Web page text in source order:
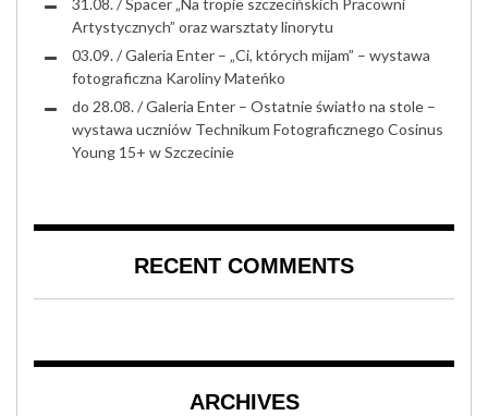
31.08. / Spacer „Na tropie szczecińskich Pracowni
Artystycznych” oraz warsztaty linorytu
03.09. / Galeria Enter – „Ci, których mijam” – wystawa
fotograficzna Karoliny Mateńko
do 28.08. / Galeria Enter – Ostatnie światło na stole –
wystawa uczniów Technikum Fotograficznego Cosinus
Young 15+ w Szczecinie
RECENT COMMENTS
ARCHIVES